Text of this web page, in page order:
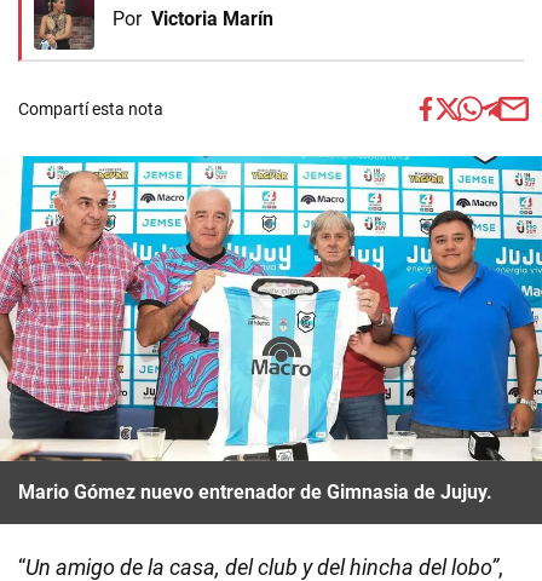
Por Victoria Marín
Compartí esta nota
Mario Gómez nuevo entrenador de Gimnasia de Jujuy.
“Un amigo de la casa, del club y del hincha del lobo”,